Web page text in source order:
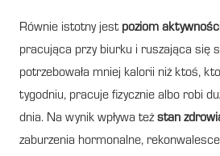
Równie istotny jest poziom
pracująca przy biurku i ruszająca się
potrzebowała mniej kalorii niż ktoś,
tygodniu, pracuje fizycznie albo robi
dnia. Na wynik wpływa też stan
zaburzenia hormonalne,